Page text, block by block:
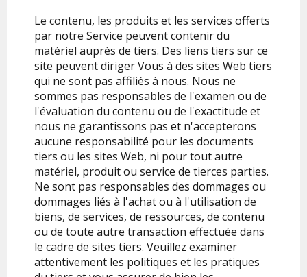
Le contenu, les produits et les services offerts
par notre Service peuvent contenir du
matériel auprès de tiers. Des liens tiers sur ce
site peuvent diriger Vous à des sites Web tiers
qui ne sont pas affiliés à nous. Nous ne
sommes pas responsables de l'examen ou de
l'évaluation du contenu ou de l'exactitude et
nous ne garantissons pas et n'accepterons
aucune responsabilité pour les documents
tiers ou les sites Web, ni pour tout autre
matériel, produit ou service de tierces parties.
Ne sont pas responsables des dommages ou
dommages liés à l'achat ou à l'utilisation de
biens, de services, de ressources, de contenu
ou de toute autre transaction effectuée dans
le cadre de sites tiers. Veuillez examiner
attentivement les politiques et les pratiques